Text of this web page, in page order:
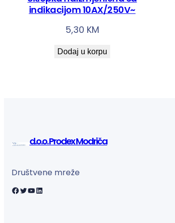
indikacijom 10AX/250V~
5,30 KM
Dodaj u korpu
d.o.o. Prodex Modriča
Društvene mreže
Facebook Twitter YouTube LinkedIn